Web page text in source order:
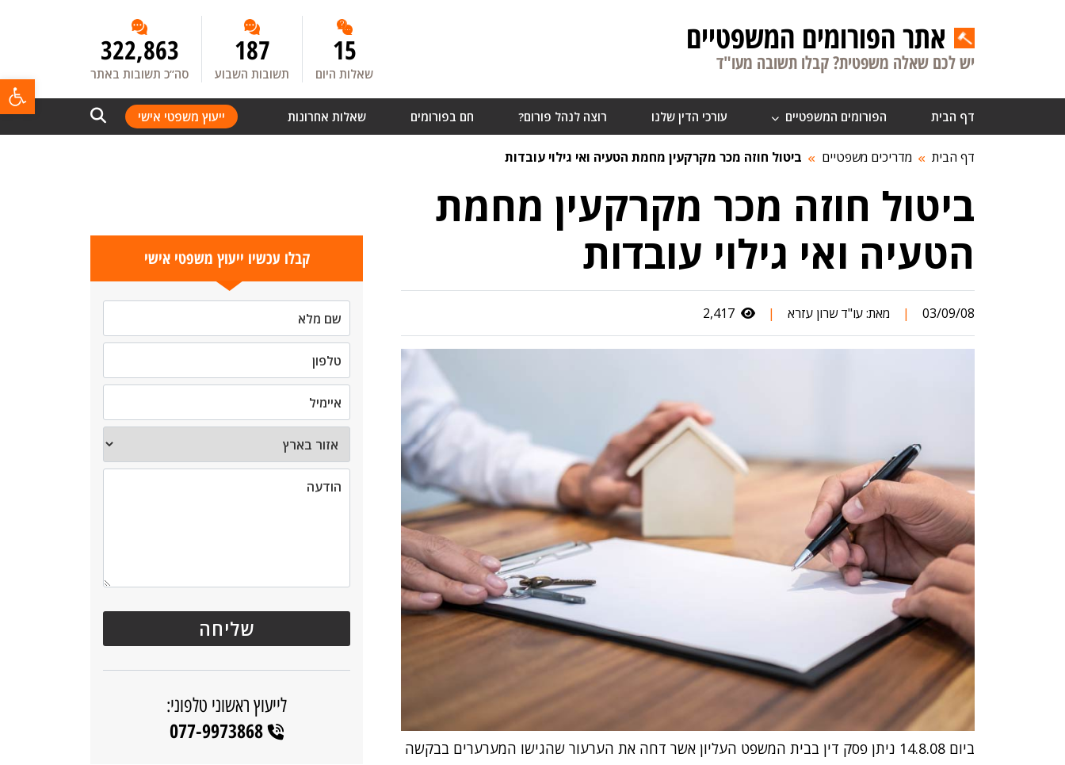
אתר הפורומים המשפטיים
יש לכם שאלה משפטית? קבלו תשובה מעו"ד 15
שאלות היום
187
תשובות השבוע
322,863
סה”כ תשובות באתר
דף הבית הפורומים המשפטיים עורכי הדין שלנו רוצה לנהל פורום? חם בפורומים שאלות אחרונות ייעוץ משפטי אישי
דף הבית מדריכים משפטיים ביטול חוזה מכר מקרקעין מחמת הטעיה ואי גילוי עובדות
ביטול חוזה מכר מקרקעין מחמת
הטעיה ואי גילוי עובדות
03/09/08
| מאת:עו"ד שרון עזרא |
ביום 14.8.08 ניתן פסק דין בבית המשפט העליון אשר דחה את הערעור שהגישו המערערים בבקשה
קבלו עכשיו ייעוץ משפטי אישי
לייעוץ ראשוני טלפוני:
077-9973868